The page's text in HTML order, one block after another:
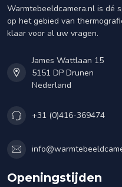
Warmtebeeldcamera.nl is dé
op het gebied van
klaar voor al uw vragen.
James Wattlaan 15
5151 DP Drunen
Nederland
+31 (0)416-369474
Openingstijden